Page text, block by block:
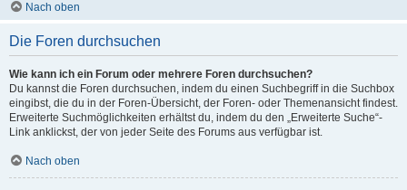
Nach oben
Die Foren durchsuchen
Wie kann ich ein Forum oder mehrere Foren durchsuchen?
Du kannst die Foren durchsuchen, indem du einen Suchbegriff in die Suchbox
eingibst, die du in der Foren-Übersicht, der Foren- oder Themenansicht findest.
Erweiterte Suchmöglichkeiten erhältst du, indem du den „Erweiterte Suche“-
Link anklickst, der von jeder Seite des Forums aus verfügbar ist.
Nach oben